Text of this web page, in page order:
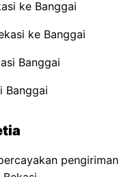
ke Banggai
ke Banggai
Banggai
Banggai
pengiriman